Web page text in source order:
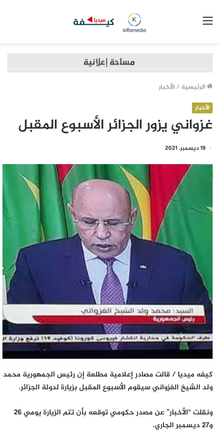
الرئيسية /الأخبار
الأخبار
غزواني يزور الجزائر الأسبوع المقبل
19 ديسمبر، 2021
كيفه ميديا / قالت مصادر إعلامية مطلعة إن رئيس الجمهورية محمد
ولد الشيخ الغزواني سيقوم الأسبوع المقبل بزيارة لدولة الجزائر.
ونقلت “الأخبار” عن مصدر حكومي توقعه بأن تتم الزيارة يومي 26
و27 ديسمبر الجاري.